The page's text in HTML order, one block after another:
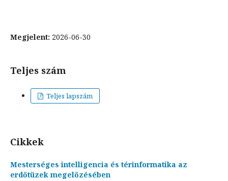
Megjelent: 2026-06-30
Teljes szám
Teljes lapszám
Cikkek
Mesterséges intelligencia és térinformatika az
erdőtüzek megelőzésében